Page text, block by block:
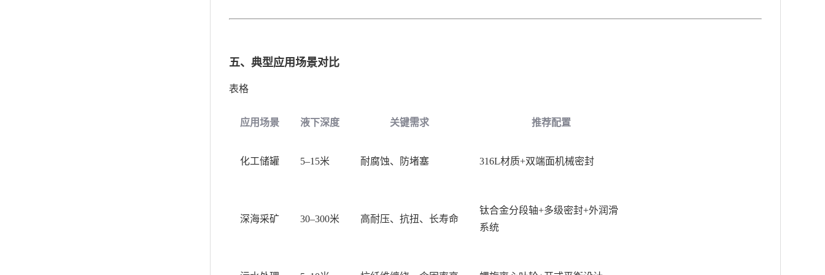
五、典型应用场景对比
表格
应用场景 液下深度 关键需求 推荐配置
化工储罐 5–15米 耐腐蚀、防堵塞 316L材质+双端面机械密封
深海采矿 30–300米 高耐压、抗扭、长寿命
钛合金分段轴+多级密封+外润滑
系统